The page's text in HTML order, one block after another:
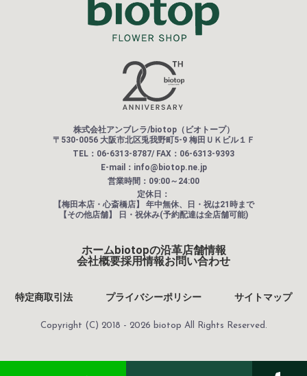
株式会社アンブレラ/biotop（ビオトープ）
〒530-0056 大阪市北区兎我野町5-9 梅田ＵＫビル１Ｆ
TEL：06-6313-8787/ FAX：06-6313-9393
E-mail：info@biotop.ne.jp
営業時間：09:00～24:00
定休日：
【梅田本店・心斎橋店】 年中無休、日・祝は21時まで
【その他店舗】
日・祝休み(予約配達は全店舗可能)
ホームbiotopの沿革店舗情報
会社概要採用情報お問い合わせ
特定商取引法 プライバシーポリシー サイトマップ
Copyright (C) 2018 - 2026 biotop All Rights Reserved.